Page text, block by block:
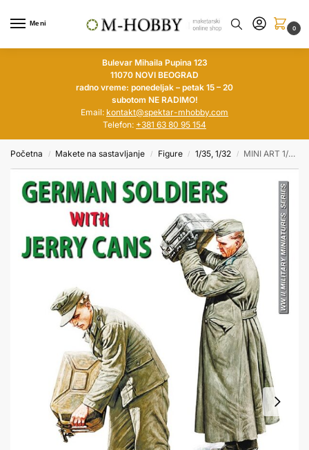
Meni
0
Bulevar Mihaila Pupina 123
11070 NOVI BEOGRAD
radno vreme: ponedeljak – petak 15 – 20
subotom NE RADIMO!
Email: kontakt@spektar-mhobby.com
Telefon: +381 63 80 95 154
Početna / Makete na sastavljanje / Figure / 1/35, 1/32 / MINI ART 1/35 German Soldiers with Jerry Cans